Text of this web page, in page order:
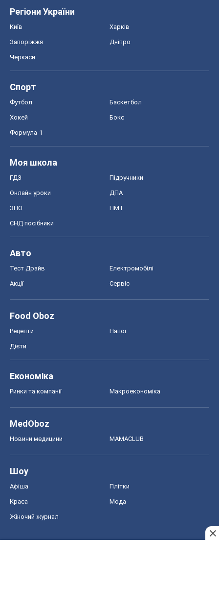
Регіони України
Київ Харків
Запоріжжя Дніпро
Черкаси
Спорт
Футбол Баскетбол
Хокей Бокс
Формула-1
Моя школа
ГДЗ Підручники
Онлайн уроки ДПА
ЗНО НМТ
СНД посібники
Авто
Тест Драйв Електромобілі
Акції Сервіс
Food Oboz
Рецепти Напої
Дієти
Економіка
Ринки та компанії Макроекономіка
MedOboz
Новини медицини MAMACLUB
Шоу
Афіша Плітки
Краса Мода
Жіночий журнал